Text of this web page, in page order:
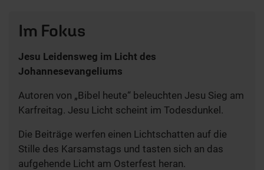
Im Fokus
Jesu Leidensweg im Licht des
Johannesevangeliums
Autoren von „Bibel heute“ beleuchten Jesu Sieg am
Karfreitag. Jesu Licht scheint im Todesdunkel.
Die Beiträge werfen einen Lichtschatten auf die
Stille des Karsamstags und tasten sich an das
aufgehende Licht am Osterfest heran.